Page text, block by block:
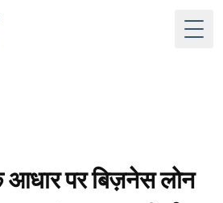
पर बिज़नेस लोन